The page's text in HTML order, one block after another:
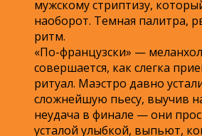
мужскому стриптизу,
наоборот. Темная палитра,
ритм.
«По-французски» —
совершается, как слегка
ритуал. Маэстро давно
сложнейшую пьесу, выучив
неудача в финале — они
усталой улыбкой, выпьют,